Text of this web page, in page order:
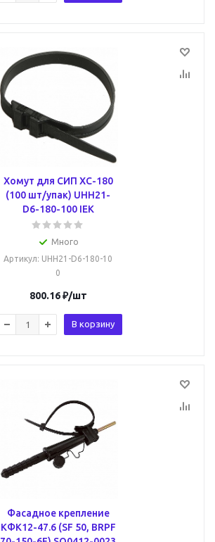
Хомут для СИП ХС-180
(100 шт/упак) UHH21-
D6-180-100 IEK
Много
Артикул: UHH21-D6-180-10
0
800.16₽/шт
В корзину
Фасадное крепление
КФК12-47.6 (SF 50, BRPF